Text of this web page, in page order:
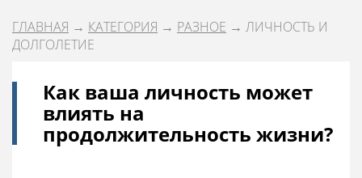
ГЛАВНАЯ → КАТЕГОРИЯ → РАЗНОЕ → ЛИЧНОСТЬ И
ДОЛГОЛЕТИЕ
Как ваша личность может
влиять на
продолжительность жизни?